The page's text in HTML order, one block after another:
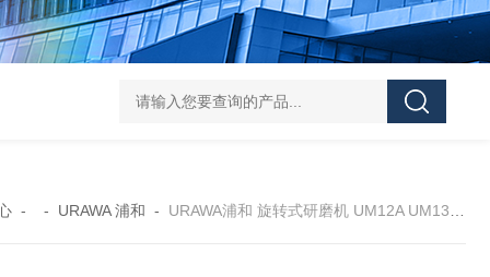
FUJ川IIMPULSE 富士音派 封口机 FA-600-5 FUJIIMPULSE富士音派
- - URAWA 浦和 - URAWA浦和 旋转式研磨机 UM12A UM13A UM14A